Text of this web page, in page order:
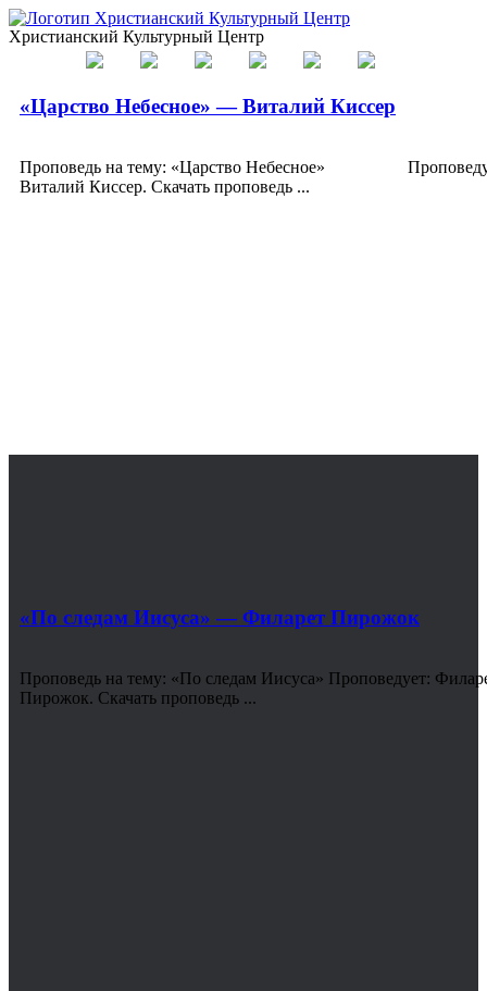
Христианский Культурный Центр
«Царство Небесное» — Виталий Киссер
Проповедь на тему: «Царство Небесное»
Виталий Киссер. Скачать проповедь ...
«По следам Иисуса» — Филарет Пирожок
Проповедь на тему: «По следам Иисуса» Проповедует:
Пирожок. Скачать проповедь ...